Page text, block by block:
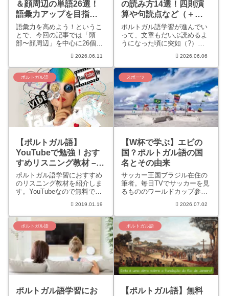
＆顔周辺の単語26選！
語彙力アップを目指そ
う
語彙力を高めよう！というこ
とで、今回の記事では「頭
部〜顔周辺」を中心に26個の
「目頭」や「耳たぶ」のよう
な表現を知っていますか？言
えるようで言えない…そんな
もどかしさ今日で終わりにし
ましょう！
2026.06.11
の読み方14選！四則演
算や句読点など（＋ー
;？！＆）
ポルトガル語学習が進んでい
って、文章もだいぶ読めるよ
うになった頃に突如（?）現
知らなかったりしますよね？
少なくともわたしはそうでし
た。あはは。こちらの記事で
は、ブラジル人である我が主
人監修のもと（笑）ポルトガ
ル語の...
2026.06.06
ポルトガル語
【ポルトガル語】
YouTubeで勉強！おす
すめリスニング教材 –
Learn Portuguese with
Portuguese Pod
101.com
ポルトガル語学習におすすめ
のリスニング教材を紹介しま
す。YouTubeなので無料で聞
ガル語の先生もレッスンで使
っていたくらい内容も充実し
ています。英会話に比べて参
考書や教材が少ないポルトガ
ル語ですが、とても有益なサ
イトだと思います。
2019.01.19
スポーツ
【W杯で学ぶ】エビの
国？ポルトガル語の国
名とその由来
サッカー王国ブラジル在住の
筆者。毎日TVでサッカーを見
るもののワールドカップ参加
ない（苦笑）そこで今回は各
国名をポルトガル語ではどの
ように言うのか調べました。
ワールドカップにあやかり、
ポルトガル語の語彙力アップ
を目指しましょう！
2026.07.02
ポルトガル語
ポルトガル語学習にお
ポルトガル語
【ポルトガル語】無料